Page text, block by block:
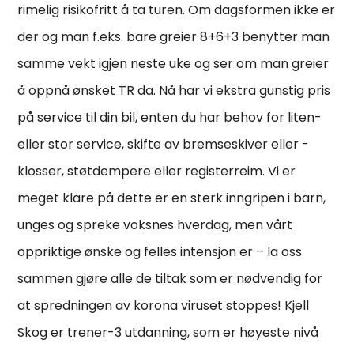
rimelig risikofritt å ta turen. Om dagsformen ikke er
der og man f.eks. bare greier 8+6+3 benytter man
samme vekt igjen neste uke og ser om man greier
å oppnå ønsket TR da. Nå har vi ekstra gunstig pris
på service til din bil, enten du har behov for liten-
eller stor service, skifte av bremseskiver eller -
klosser, støtdempere eller registerreim. Vi er
meget klare på dette er en sterk inngripen i barn,
unges og spreke voksnes hverdag, men vårt
oppriktige ønske og felles intensjon er – la oss
sammen gjøre alle de tiltak som er nødvendig for
at spredningen av korona viruset stoppes! Kjell
Skog er trener-3 utdanning, som er høyeste nivå